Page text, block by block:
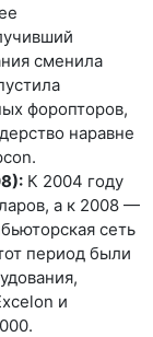
сменила
форопторов,
наравне
К 2004 году
а к 2008 —
сеть
период были
и